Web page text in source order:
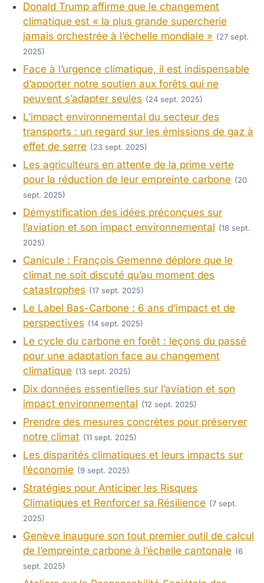
Donald Trump affirme que le changement
climatique est « la plus grande supercherie
jamais orchestrée à l’échelle mondiale » (27 sept.
2025)
Face à l’urgence climatique, il est indispensable
d’apporter notre soutien aux forêts qui ne
peuvent s’adapter seules (24 sept. 2025)
L’impact environnemental du secteur des
transports : un regard sur les émissions de gaz à
effet de serre (23 sept. 2025)
Les agriculteurs en attente de la prime verte
pour la réduction de leur empreinte carbone (20
sept. 2025)
Démystification des idées préconçues sur
l’aviation et son impact environnemental (18 sept.
2025)
Canicule : François Gemenne déplore que le
climat ne soit discuté qu’au moment des
catastrophes (17 sept. 2025)
Le Label Bas-Carbone : 6 ans d’impact et de
perspectives (14 sept. 2025)
Le cycle du carbone en forêt : leçons du passé
pour une adaptation face au changement
climatique (13 sept. 2025)
Dix données essentielles sur l’aviation et son
impact environnemental (12 sept. 2025)
Prendre des mesures concrètes pour préserver
notre climat (11 sept. 2025)
Les disparités climatiques et leurs impacts sur
l’économie (9 sept. 2025)
Stratégies pour Anticiper les Risques
Climatiques et Renforcer sa Résilience (7 sept.
2025)
Genève inaugure son tout premier outil de calcul
de l’empreinte carbone à l’échelle cantonale (6
sept. 2025)